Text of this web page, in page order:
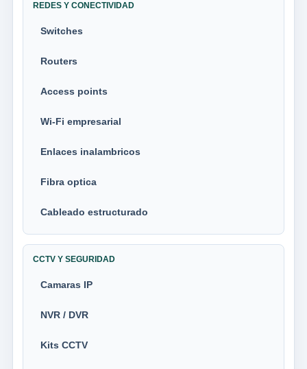
REDES Y CONECTIVIDAD
Switches
Routers
Access points
Wi-Fi empresarial
Enlaces inalambricos
Fibra optica
Cableado estructurado
CCTV Y SEGURIDAD
Camaras IP
NVR / DVR
Kits CCTV